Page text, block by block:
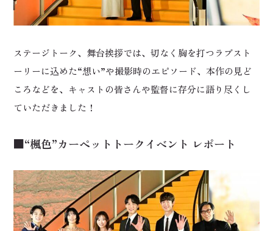
ステージトーク、舞台挨拶では、切なく胸を打つラブスト
ーリーに込めた“想い”や撮影時のエピソード、本作の見ど
ころなどを、キャストの皆さんや監督に存分に語り尽くし
ていただきました！
■“楓色”カーペットトークイベント レポート